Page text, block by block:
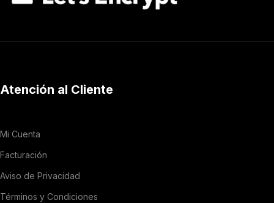
Atención al Cliente
Mi Cuenta
Facturación
Aviso de Privacidad
Términos y Condiciones